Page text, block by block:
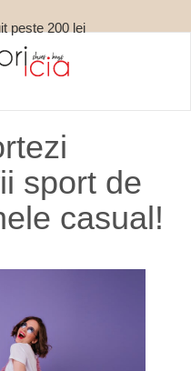
sport de
casual!